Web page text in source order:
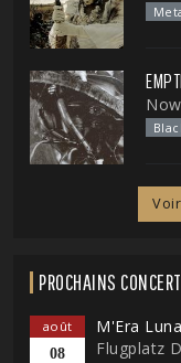
PROCHAINS
août
08
M'Era
Flugplatz